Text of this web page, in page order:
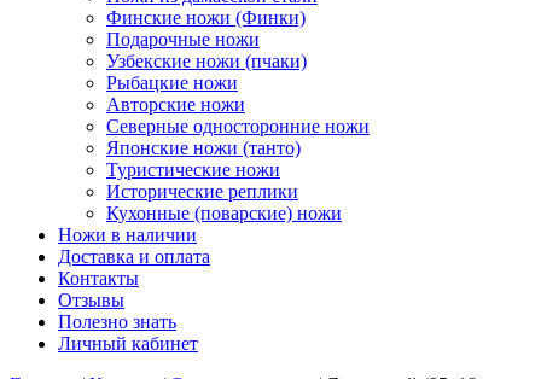
Финские ножи (Финки)
Подарочные ножи
Узбекские ножи (пчаки)
Рыбацкие ножи
Авторские ножи
Северные односторонние ножи
Японские ножи (танто)
Туристические ножи
Исторические реплики
Кухонные (поварские) ножи
Ножи в наличии
Доставка и оплата
Контакты
Отзывы
Полезно знать
Личный кабинет